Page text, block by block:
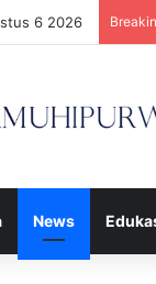
6 2026
News